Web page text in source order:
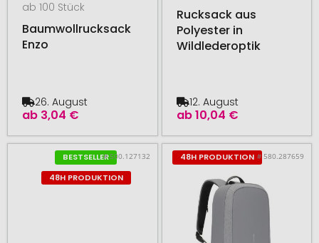
ab 100 Stück
Baumwollrucksack
Enzo
ab 3,04 €
26. August
Rucksack aus
Polyester in
Wildlederoptik
ab10,04 €
12. August
BESTSELLER
48H PRODUKTION
# 500.127132 48H PRODUKTION # 580.287659